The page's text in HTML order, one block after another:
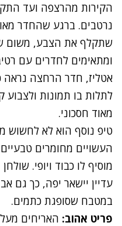
הקירות מהרצפה ועד
נרטבים. ברגע שהחדר
שתקלף את הצבע, משום
ומתאימים לחדרים עם
אטליז, חדר הרחצה נראה
לתלות בו תמונות
מאוד חסכוני.
טיפ נוסף הוא לא לחשוש
העשויים מחומרים
מוסיף לו כבוד ויופי.
עדיין יישאר יפה, כך
במטבח שסופגת כתמים.
פריט אהוב: האריחים